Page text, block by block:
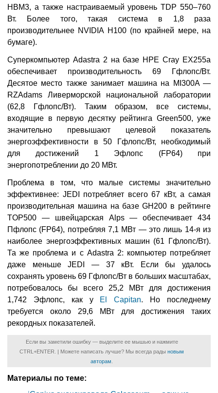
HBM3, а также настраиваемый уровень TDP 550–760
Вт. Более того, такая система в 1,8 раза
производительнее NVIDIA H100 (по крайней мере, на
бумаге).
Суперкомпьютер Adastra 2 на базе HPE Cray EX255a
обеспечивает производительность 69 Гфлопс/Вт.
Десятое место также занимает машина на MI300A —
RZAdams Ливерморской национальной лаборатории
(62,8 Гфлопс/Вт). Таким образом, все системы,
входящие в первую десятку рейтинга Green500, уже
значительно превышают целевой показатель
энергоэффективности в 50 Гфлопс/Вт, необходимый
для достижений 1 Эфлопс (FP64) при
энергопотреблении до 20 МВт.
Проблема в том, что малые системы значительно
эффективнее: JEDI потребляет всего 67 кВт, а самая
производительная машина на базе GH200 в рейтинге
TOP500 — швейцарская Alps — обеспечивает 434
Пфлопс (FP64), потребляя 7,1 МВт — это лишь 14-я из
наиболее энергоэффективных машин (61 Гфлопс/Вт).
Та же проблема и с Adastra 2: компьютер потребляет
даже меньше JEDI — 37 кВт. Если бы удалось
сохранять уровень 69 Гфлопс/Вт в больших масштабах,
потребовалось бы всего 25,2 МВт для достижения
1,742 Эфлопс, как у El Capitan. Но последнему
требуется около 29,6 МВт для достижения таких
рекордных показателей.
Если вы заметили ошибку — выделите ее мышью и нажмите
CTRL+ENTER. | Можете написать лучше? Мы всегда рады новым
авторам
Материалы по теме: